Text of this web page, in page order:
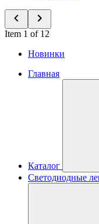
Item 1 of 12
Новинки
Главная
Каталог
Светодиодные